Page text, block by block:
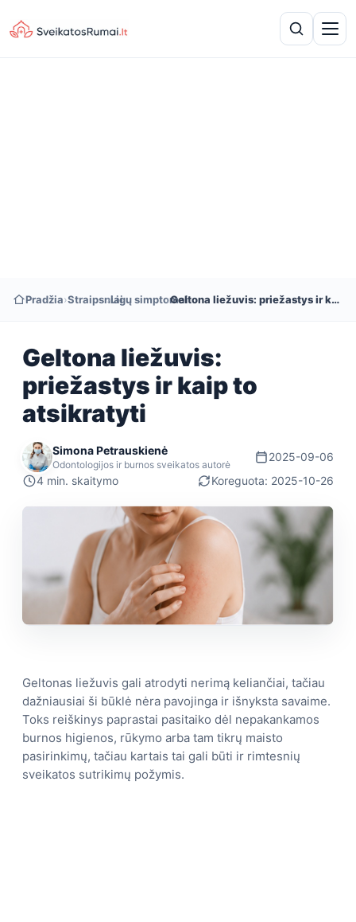
Pradžia›Straipsniai
›Ligų simptomai
› Geltona liežuvis: priežastys ir kaip to atsikratyti
Geltona liežuvis:
priežastys ir kaip to
atsikratyti
Simona Petrauskienė
Odontologijos ir burnos sveikatos autorė
2025-09-06
4 min. skaitymo
Koreguota: 2025-10-26
Geltonas liežuvis gali atrodyti nerimą keliančiai, tačiau
dažniausiai ši būklė nėra pavojinga ir išnyksta savaime.
Toks reiškinys paprastai pasitaiko dėl nepakankamos
burnos higienos, rūkymo arba tam tikrų maisto
pasirinkimų, tačiau kartais tai gali būti ir rimtesnių
sveikatos sutrikimų požymis.